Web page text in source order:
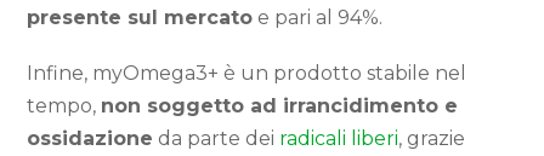
presente sul mercato e pari al 94%.
Infine, myOmega3+ è un prodotto stabile nel
tempo, non soggetto ad irrancidimento e
ossidazione da parte dei radicali liberi, grazie